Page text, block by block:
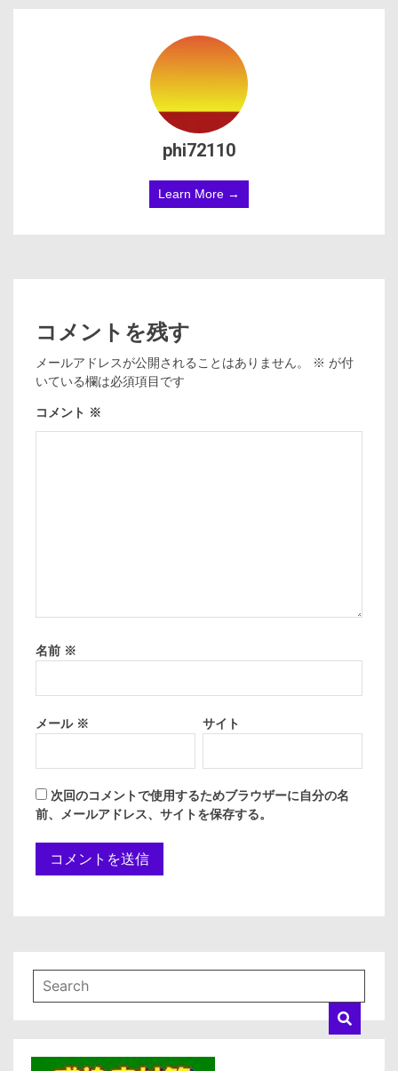
phi72110
Learn More →
コメントを残す
メールアドレスが公開されることはありません。 ※ が付
いている欄は必須項目です
コメント ※
名前 ※
メール ※ サイト
次回のコメントで使用するためブラウザーに自分の名
前、メールアドレス、サイトを保存する。